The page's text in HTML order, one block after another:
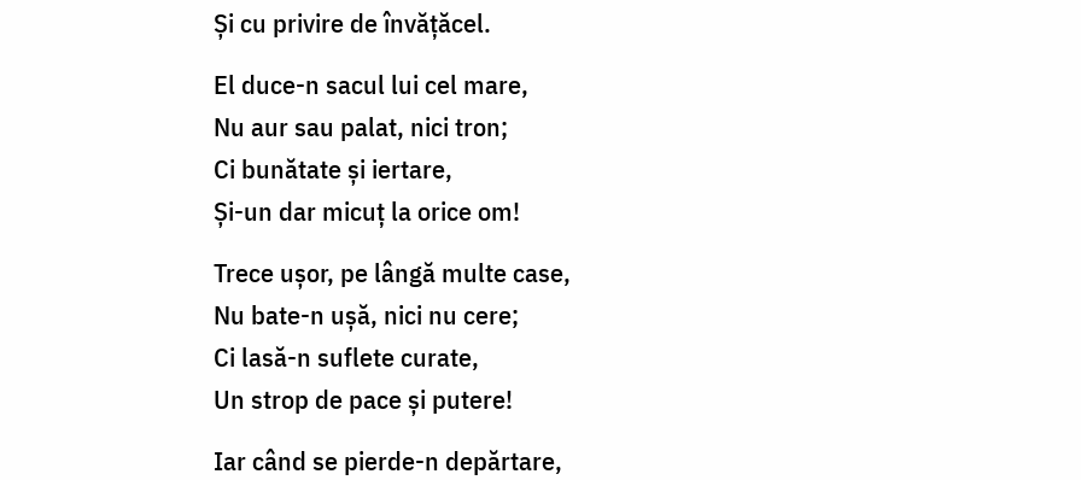
Și cu privire de învățăcel.
El duce-n sacul lui cel mare,
Nu aur sau palat, nici tron;
Ci bunătate și iertare,
Și-un dar micuț la orice om!
Trece ușor, pe lângă multe case,
Nu bate-n ușă, nici nu cere;
Ci lasă-n suflete curate,
Un strop de pace și putere!
Iar când se pierde-n depărtare,